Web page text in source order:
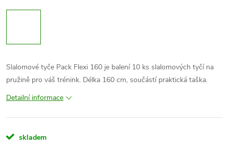
Slalomové tyče Pack Flexi 160 je balení 10 ks slalomových tyčí na
pružině pro váš trénink. Délka 160 cm, součástí praktická taška.
Detailní informace
skladem